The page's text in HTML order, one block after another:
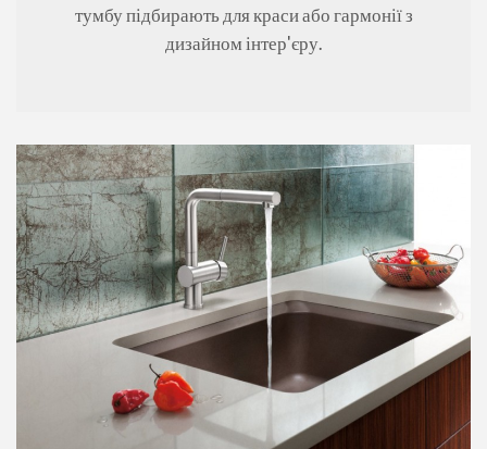
тумбу підбирають для краси або гармонії з
дизайном інтер'єру.